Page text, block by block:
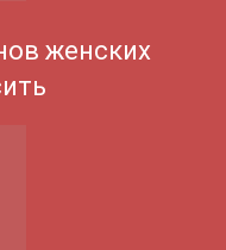
женских